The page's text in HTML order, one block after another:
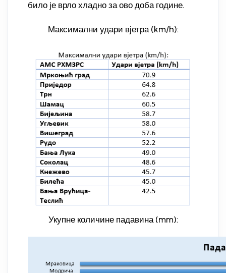
било је врло хладно за ово доба године.
Максимални удари вјетра (km/h):
Укупне количине падавина (mm):